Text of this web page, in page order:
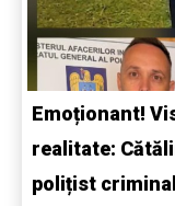
Emoționant!
realitate:
polițist